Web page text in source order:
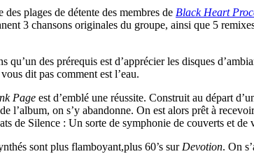
plages de détente des membres de Black Heart
3 chansons originales du groupe, ainsi que 5
qu’un des prérequis est d’apprécier les disques
dit pas comment est l’eau.
Page est d’emblé une réussite. Construit au départ
l’album, on s’y abandonne. On est alors prêt à
de Silence : Un sorte de symphonie de couverts et
sont plus flamboyant,plus 60’s sur Devotion. On